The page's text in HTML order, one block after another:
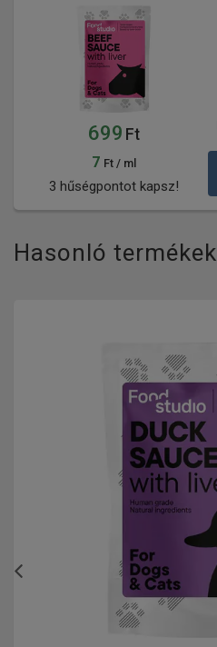
699 Ft
7 Ft / ml
3 hűségpontot kapsz!
Hasonló termékek